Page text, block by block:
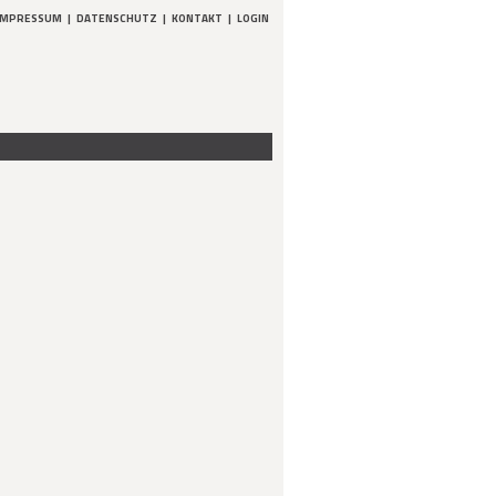
| DATENSCHUTZ | KONTAKT | LOGIN